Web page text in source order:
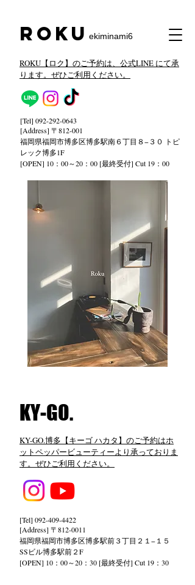
​Roku ekiminami6
[Tel] 092-292-0643
[Address] 〒812-001
福岡県福岡市博多区博多駅南６丁目８−３０ トピ
レック博多1F
[OPEN] 10：00～20：00 [最終受付] Cut 19：00
ROKU【ロク】のご予約は、公式LINE にて承
ります。ぜひご利用ください。
​KY-GO.
KY-GO.博多【キーゴ ハカタ】のご予約はホ
ットペッパービューティーより承っておりま
す。ぜひご利用ください。
[Tel] 092-409-4422
[Address] 〒812-0011
福岡県福岡市博多区博多駅前３丁目２１−１５
SSビル博多駅前２F
[OPEN] 10：00～20：30 [最終受付] Cut 19：30